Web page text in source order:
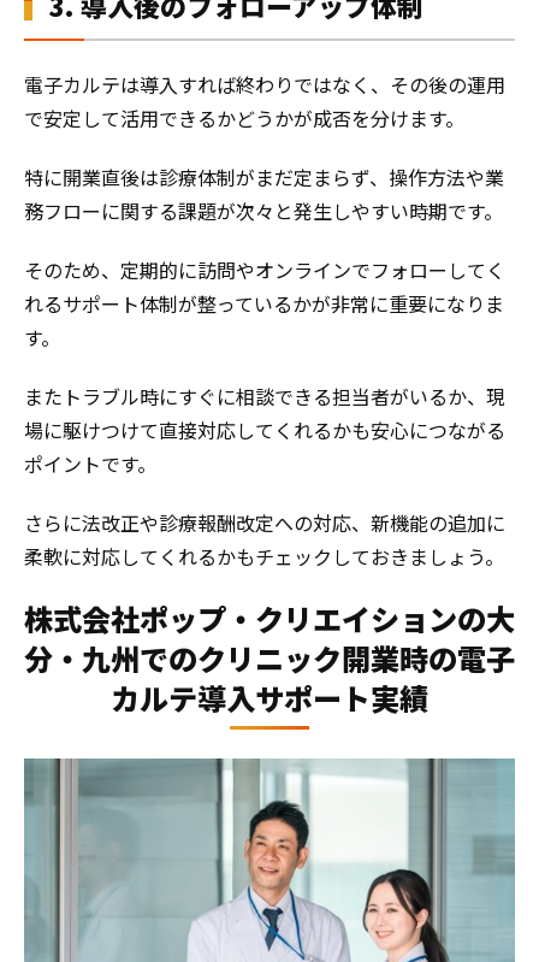
電子カルテは導入すれば終わりではなく、その後の運用
で安定して活用できるかどうかが成否を分けます。
特に開業直後は診療体制がまだ定まらず、操作方法や業
務フローに関する課題が次々と発生しやすい時期です。
そのため、定期的に訪問やオンラインでフォローしてく
れるサポート体制が整っているかが非常に重要になりま
す。
またトラブル時にすぐに相談できる担当者がいるか、現
場に駆けつけて直接対応してくれるかも安心につながる
ポイントです。
さらに法改正や診療報酬改定への対応、新機能の追加に
柔軟に対応してくれるかもチェックしておきましょう。
株式会社ポップ・クリエイションの大
分・九州でのクリニック開業時の電子
カルテ導入サポート実績